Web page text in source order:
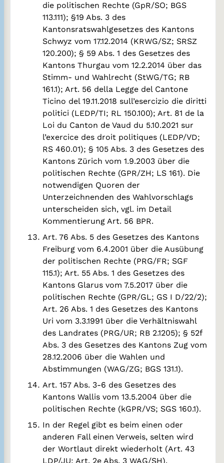
die politischen Rechte (GpR/SO; BGS
113.111); §19 Abs. 3 des
Kantonsratswahlgesetzes des Kantons
Schwyz vom 17.12.2014 (KRWG/SZ; SRSZ
120.200); § 59 Abs. 1 des Gesetzes des
Kantons Thurgau vom 12.2.2014 über das
Stimm- und Wahlrecht (StWG/TG; RB
161.1); Art. 56 della Legge del Cantone
Ticino del 19.11.2018 sull’esercizio die diritti
politici (LEDP/TI; RL 150.100); Art. 81 de la
Loi du Canton de Vaud du 5.10.2021 sur
l’exercice des droit politiques (LEDP/VD;
RS 460.01); § 105 Abs. 3 des Gesetzes des
Kantons Zürich vom 1.9.2003 über die
politischen Rechte (GPR/ZH; LS 161). Die
notwendigen Quoren der
Unterzeichnenden des Wahlvorschlags
unterscheiden sich, vgl. im Detail
Kommentierung Art. 56 BPR.
Art. 76 Abs. 5 des Gesetzes des Kantons
Freiburg vom 6.4.2001 über die Ausübung
der politischen Rechte (PRG/FR; SGF
115.1); Art. 55 Abs. 1 des Gesetzes des
Kantons Glarus vom 7.5.2017 über die
politischen Rechte (GPR/GL; GS I D/22/2);
Art. 26 Abs. 1 des Gesetzes des Kantons
Uri vom 3.3.1991 über die Verhältniswahl
des Landrates (PRG/UR; RB 2.1205); § 52f
Abs. 3 des Gesetzes des Kantons Zug vom
28.12.2006 über die Wahlen und
Abstimmungen (WAG/ZG; BGS 131.1).
Art. 157 Abs. 3-6 des Gesetzes des
Kantons Wallis vom 13.5.2004 über die
politischen Rechte (kGPR/VS; SGS 160.1).
In der Regel gibt es beim einen oder
anderen Fall einen Verweis, selten wird
der Wortlaut direkt wiederholt (Art. 43
LDP/JU; Art. 2e Abs. 3 WAG/SH).